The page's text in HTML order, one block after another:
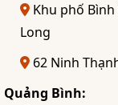
Khu phố
Long
62 Ninh
Quảng Bình: